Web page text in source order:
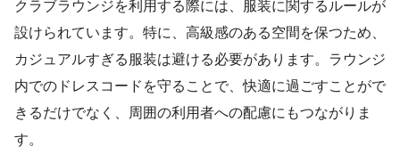
クラブラウンジを利用する際には、服装に関するルールが
設けられています。特に、高級感のある空間を保つため、
カジュアルすぎる服装は避ける必要があります。ラウンジ
内でのドレスコードを守ることで、快適に過ごすことがで
きるだけでなく、周囲の利用者への配慮にもつながりま
す。